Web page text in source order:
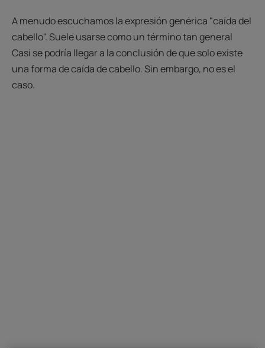
A menudo escuchamos la expresión genérica "caída del
cabello". Suele usarse como un término tan general
Casi se podría llegar a la conclusión de que solo existe
una forma de caída de cabello. Sin embargo, no es el
caso.